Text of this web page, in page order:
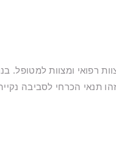
ומצוות למטופל.
תנאי הכרחי לסביבה